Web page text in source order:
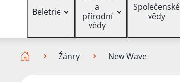
Beletrie
a
přírodní
vědy
Společenské
vědy
Žánry New Wave